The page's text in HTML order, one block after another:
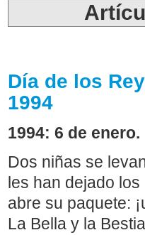
Día de los
1994
1994: 6 de
Dos niñas se
les han dejado
abre su paquete:
La Bella y la